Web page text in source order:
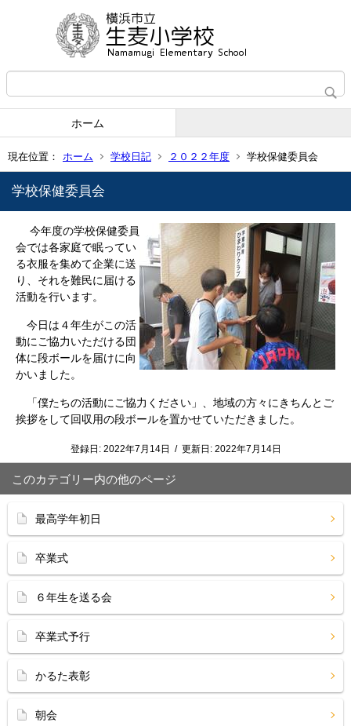
ホーム
現在位置： ホーム 学校日記 ２０２２年度 学校保健委員会
学校保健委員会
今年度の学校保健委員
会では各家庭で眠ってい
る衣服を集めて企業に送
り、それを難民に届ける
活動を行います。
今日は４年生がこの活
動にご協力いただける団
体に段ボールを届けに向
かいました。
「僕たちの活動にご協力ください」、地域の方々にきちんとご
挨拶をして回収用の段ボールを置かせていただきました。
登録日: 2022年7月14日 / 更新日: 2022年7月14日
このカテゴリー内の他のページ
最高学年初日
卒業式
６年生を送る会
卒業式予行
かるた表彰
朝会